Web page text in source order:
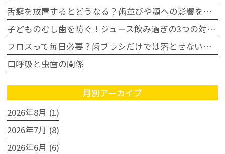
舌癖を放置するとどうなる？歯並びや顎への影響を歯科医師が解説
子どものむし歯を防ぐ！ジュース飲み過ぎの3つの対策｜豊田市
フロスって毎日必要？歯ブラシだけでは落とせない汚れとは
口呼吸と虫歯の関係
月別アーカイブ
2026年8月 (1)
2026年7月 (8)
2026年6月 (6)